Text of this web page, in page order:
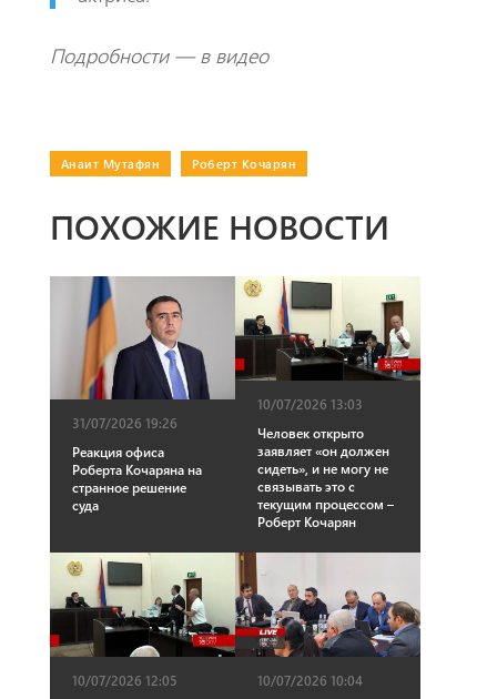
Подробности — в видео
Анаит Мутафян Роберт Кочарян
ПОХОЖИЕ НОВОСТИ
31/07/2026 19:26
Реакция офиса
Роберта Кочаряна на
странное решение
суда
10/07/2026 13:03
Человек открыто
заявляет «он должен
сидеть», и не могу не
связывать это с
текущим процессом –
Роберт Кочарян
10/07/2026 12:05
10/07/2026 10:04